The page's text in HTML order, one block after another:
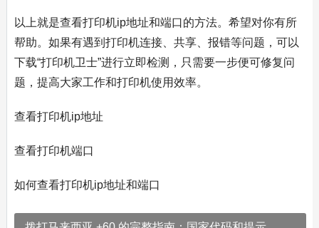
以上就是查看打印机ip地址和端口的方法。希望对你有所
帮助。如果有遇到打印机连接、共享、报错等问题，可以
下载“打印机卫士”进行立即检测，只需要一步便可修复问
题，提高大家工作和打印机使用效率。
查看打印机ip地址
查看打印机端口
如何查看打印机ip地址和端口